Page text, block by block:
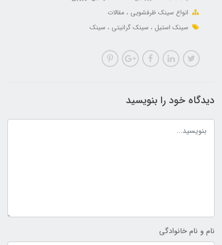
انواع سینک ظرفشویی
مقالات
سینک استیل
سینک گرانیتی سینک
دیدگاه خود را بنویسید
نام و نام خانوادگی